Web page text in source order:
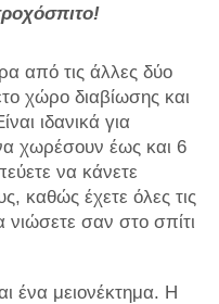
από τις άλλες δύο
χώρο διαβίωσης και
ιδανικά για
χωρέσουν έως και 6
να κάνετε
καθώς έχετε όλες τις
νιώσετε σαν στο σπίτι
ένα μειονέκτημα. Η